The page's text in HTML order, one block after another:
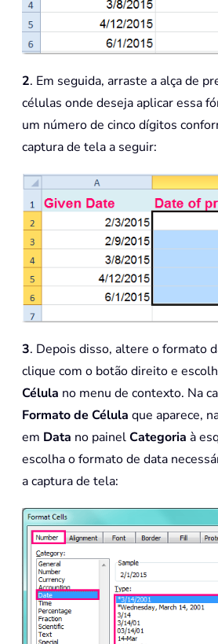
2. Em seguida, arraste a alça de
células onde deseja aplicar essa
um número de cinco dígitos
captura de tela a seguir:
3. Depois disso, altere o formato
clique com o botão direito e
Célula no menu de contexto. Na
Formato de Célula que aparece,
em Data no painelCategoria à
escolha o formato de data
a captura de tela: